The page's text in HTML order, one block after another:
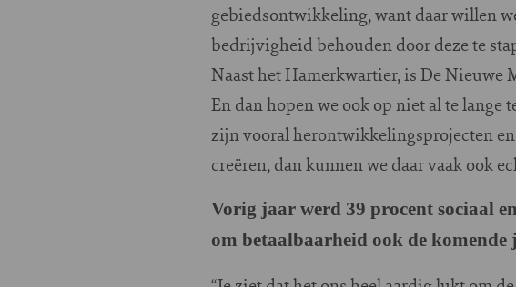
gebiedsontwikkeling, want daar willen
bedrijvigheid behouden door deze te
Naast het Hamerkwartier, is De Nieuwe
En dan hopen we ook op niet al te lange
zijn vooral herontwikkelingsprojecten
creëren, dan kunnen we daar vaak ook
Vorig jaar werd 39 procent sociaal
om betaalbaarheid ook de komende